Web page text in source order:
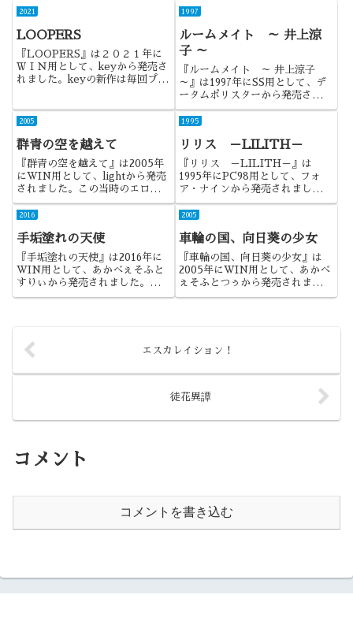
2021
LOOPERS
『LOOPERS』は２０２１年に
ＷＩＮ用として、keyから発売さ
れました。keyの新作は毎回プレ
ルということで注目した作品でし
1997
ルームメイト ～ 井上涼
子 ～
『ルームメイト ～ 井上涼子
～』は1997年にSS用として、デ
ータムポリスターから発売されま
した。サターンの内蔵時計機能を
利用した、コミュニケーションソ
2005
群青の空を越えて
『群青の空を越えて』は2005年
にWIN用として、lightから発売
されました。この当時のエロゲで
は珍しい架空戦記モノでしたね。
1995
リリス －LILITH－
『リリス －LILITH－』は
1995年にPC98用として、フォ
ア・ナインから発売されました。
ＧＡＯＧＡＯシリーズの三峰奈緒
さんがシナリオを担当し、漫画家
伝奇作品になります。
2016
手垢塗れの天使
『手垢塗れの天使』は2016年に
WIN用として、あかべぇそふと
すりぃから発売されました。枕営
業をするヒロインの物語というこ
2005
車輪の国、向日葵の少女
『車輪の国、向日葵の少女』は
2005年にWIN用として、あかべ
ぇそふとつぅから発売されまし
た。まぁ、この手の内容は、初め
エスカレイション！
徒花異譚
コメント
コメントを書き込む